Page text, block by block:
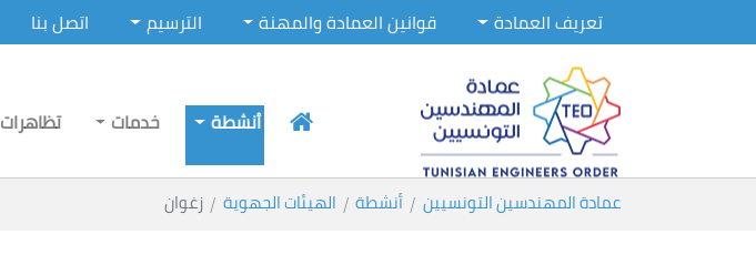
Skip to main content
تعريف العمادة قوانين العمادة والمهنة الترسيم اتصل بنا
أنشطة خدمات تظاهرات
You are here:
عمادة المهندسين التونسيين أنشطة الهيئات الجهوية زغوان